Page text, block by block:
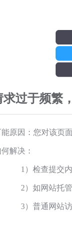
求过于频繁
能原因：您对该页
解决：
1）检查提交
2）如网站托
3）普通网站